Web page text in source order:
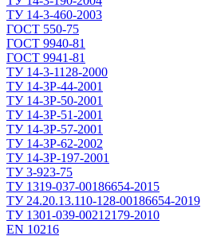
ТУ 14-3-460-2003
ГОСТ 550-75
ГОСТ 9940-81
ГОСТ 9941-81
ТУ 14-3-1128-2000
ТУ 14-3Р-44-2001
ТУ 14-3Р-50-2001
ТУ 14-3Р-51-2001
ТУ 14-3Р-57-2001
ТУ 14-3Р-62-2002
ТУ 14-ЗР-197-2001
ТУ 3-923-75
ТУ 1319-037-00186654-2015
ТУ 24.20.13.110-128-00186654-2019
ТУ 1301-039-00212179-2010
EN 10216